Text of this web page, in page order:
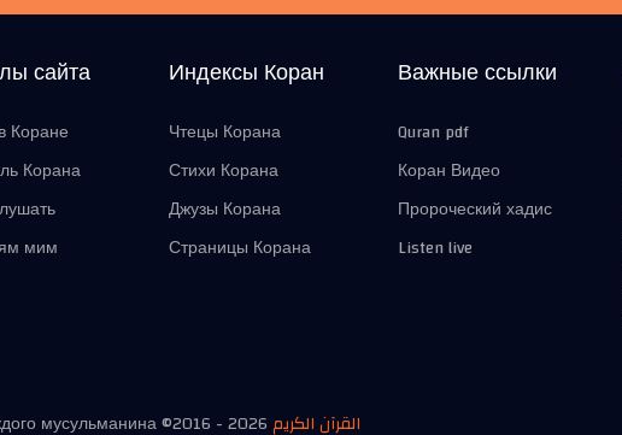
сайта
Коране
Корана
мим
Индексы Коран
Чтецы Корана
Стихи Корана
Джузы Корана
Страницы Корана
Важные ссылки
Quran pdf
Коран Видео
Пророческий хадис
Listen live
мусульманина ©2016 -2026القرآن الكريم